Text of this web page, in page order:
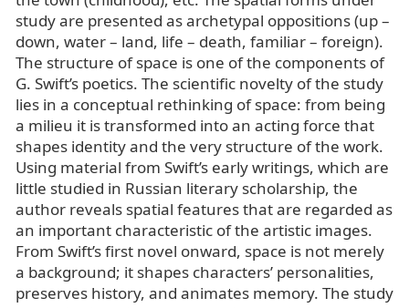
study are presented as archetypal oppositions (up –
down, water – land, life – death, familiar – foreign).
The structure of space is one of the components of
G. Swift’s poetics. The scientific novelty of the study
lies in a conceptual rethinking of space: from being
a milieu it is transformed into an acting force that
shapes identity and the very structure of the work.
Using material from Swift’s early writings, which are
little studied in Russian literary scholarship, the
author reveals spatial features that are regarded as
an important characteristic of the artistic images.
From Swift’s first novel onward, space is not merely
a background; it shapes characters’ personalities,
preserves history, and animates memory. The study